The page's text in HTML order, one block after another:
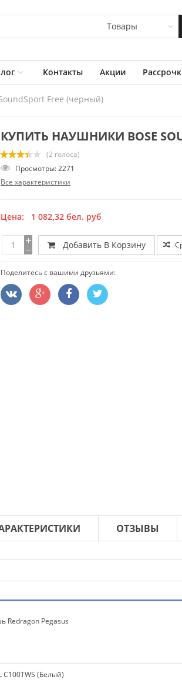
Товары
Контакты Акции
Free (черный)
КУПИТЬ НАУШНИКИ BOSE
(2 голоса)
Просмотры: 2271
Все характеристики
Цена: 1 082,32 бел. руб
Добавить В Корзину
Поделитесь с вашими друзьями:
ОТЗЫВЫ
Redragon Pegasus
C100TWS (белый)